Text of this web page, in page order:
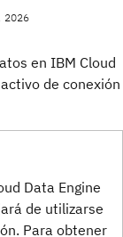
2026
en IBM Cloud
de conexión
Data Engine
de utilizarse
Para obtener